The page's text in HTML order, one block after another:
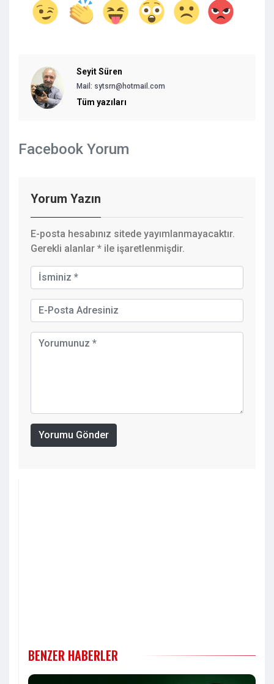
Seyit Süren
Mail: sytsrn@hotmail.com
Tüm yazıları
Facebook Yorum
Yorum Yazın
E-posta hesabınız sitede yayımlanmayacaktır.
Gerekli alanlar * ile işaretlenmişdir.
Yorumu Gönder
BENZER HABERLER